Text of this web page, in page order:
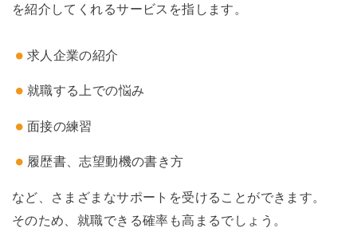
を紹介してくれるサービスを指します。
求人企業の紹介
就職する上での悩み
面接の練習
履歴書、志望動機の書き方
など、さまざまなサポートを受けることができます。
そのため、就職できる確率も高まるでしょう。